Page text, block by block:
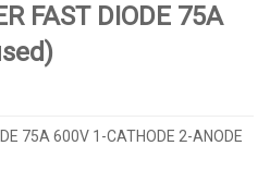
FAST DIODE 75A
75A 600V 1-CATHODE 2-ANODE